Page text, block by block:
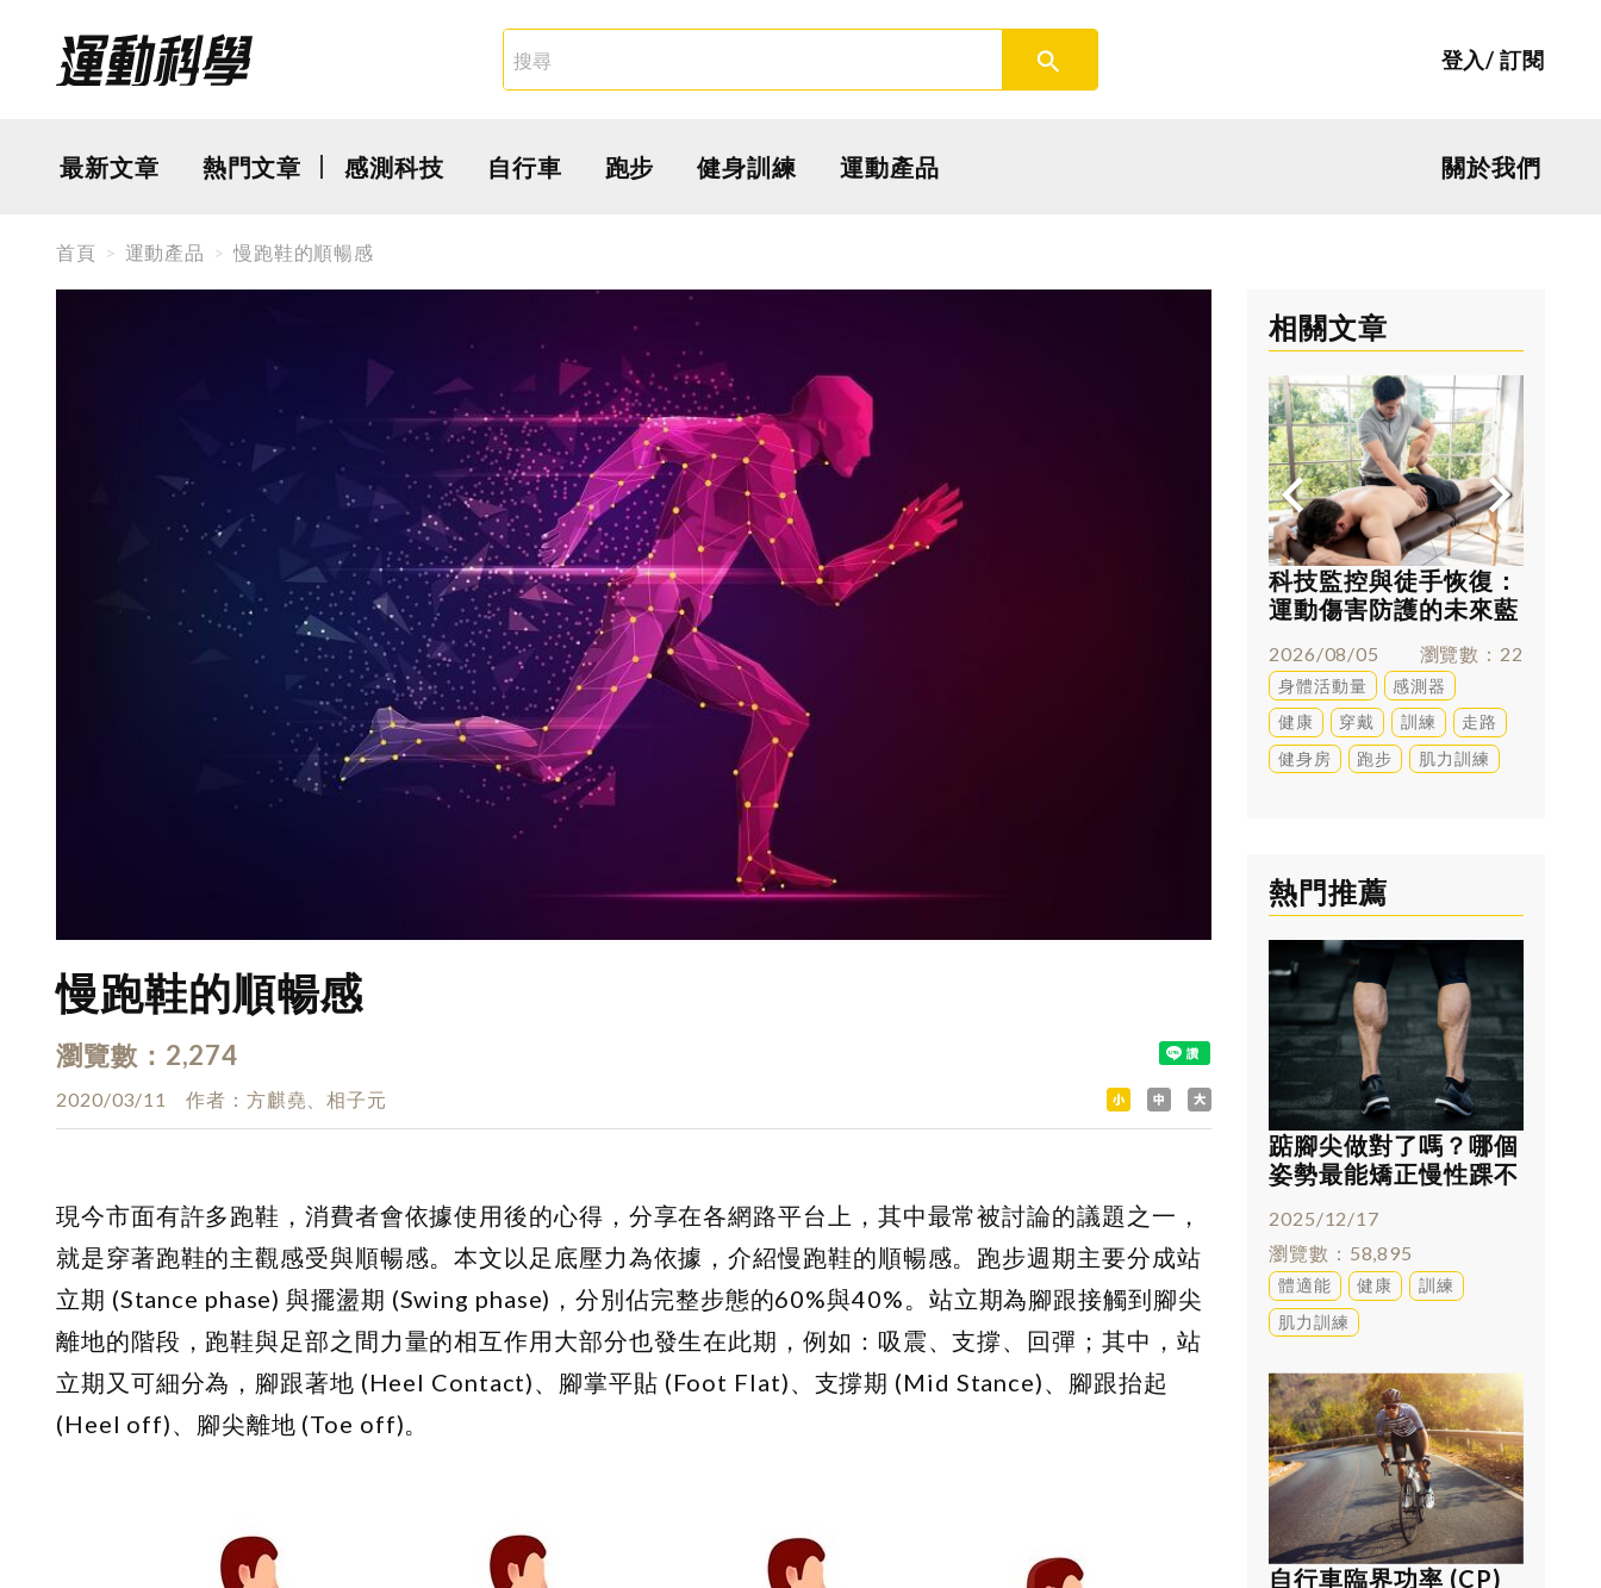
登入 訂閱
最新文章 熱門文章 感測科技 自行車 跑步 健身訓練 運動產品 關於我們
首頁 運動產品 慢跑鞋的順暢感
慢跑鞋的順暢感
瀏覽數 2,274
2020/03/11 作者 方麒堯、相子元
現今市面有許多跑鞋，消費者會依據使用後的心得，分享在各網路平台上，其中最常被討論的議題之一，
就是穿著跑鞋的主觀感受與順暢感。本文以足底壓力為依據，介紹慢跑鞋的順暢感。跑步週期主要分成站
立期 (Stance phase) 與擺盪期 (Swing phase)，分別佔完整步態的60%與40%。站立期為腳跟接觸到腳尖
離地的階段，跑鞋與足部之間力量的相互作用大部分也發生在此期，例如：吸震、支撐、回彈；其中，站
立期又可細分為，腳跟著地 (Heel Contact)、腳掌平貼 (Foot Flat)、支撐期 (Mid Stance)、腳跟抬起
(Heel off)、腳尖離地 (Toe off)。
相關文章
科技監控與徒手恢復：
運動傷害防護的未來藍
2026/08/05 瀏覽數 22
身體活動量
感測器
健康
穿戴 訓練
走路
健身房
跑步 肌力訓練
熱門推薦
踮腳尖做對了嗎？哪個
姿勢最能矯正慢性踝不
2025/12/17
瀏覽數
58,895
體適能 健康
訓練
肌力訓練
自行車臨界功率 (CP)
取消 確定